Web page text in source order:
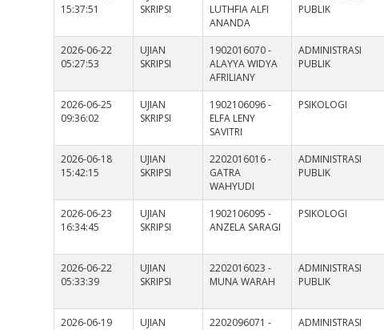
15:37:51
SKRIPSI
LUTHFIA ALFI
ANANDA
PUBLIK
2026-06-22
05:27:53
UJIAN
SKRIPSI
1902016070 -
ALAYYA WIDYA
AFRILIANY
ADMINISTRASI
PUBLIK
2026-06-25
09:36:02
UJIAN
SKRIPSI
1902106096 -
ELFA LENY
SAVITRI
PSIKOLOGI
2026-06-18
15:42:15
UJIAN
SKRIPSI
2202016016 -
GATRA
WAHYUDI
ADMINISTRASI
PUBLIK
2026-06-23
16:34:45
UJIAN
SKRIPSI
1902106095 -
ANZELA SARAGI
PSIKOLOGI
2026-06-22
05:33:39
UJIAN
SKRIPSI
2202016023 -
MUNA WARAH
ADMINISTRASI
PUBLIK
2026-06-19
UJIAN
2202096071 -
ADMINISTRASI